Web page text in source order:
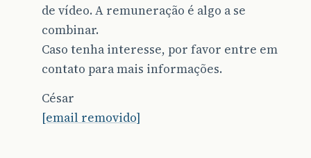
de vídeo. A remuneração é algo a se
combinar.
Caso tenha interesse, por favor entre em
contato para mais informações.
César
[email removido]